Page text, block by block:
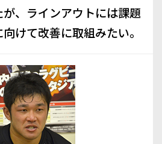
、ラインアウトには課題
けて改善に取組みたい。